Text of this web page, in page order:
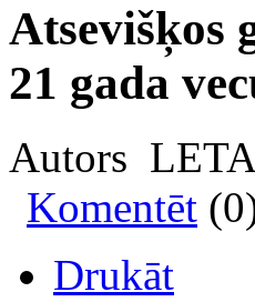
Atsevišķos
21 gada
Autors LETA
Komentēt
Drukāt